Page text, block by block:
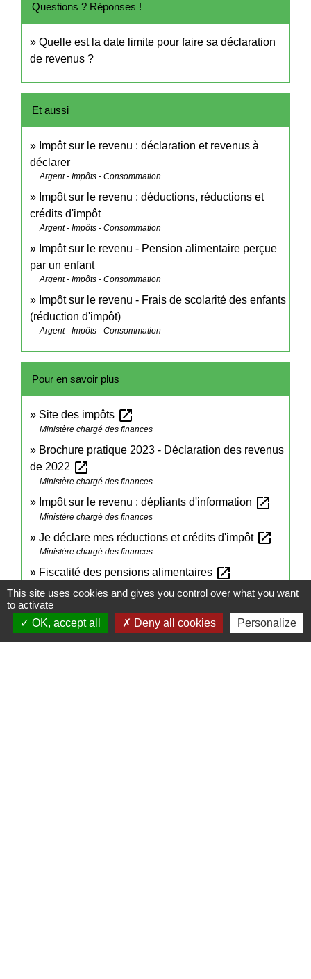
Questions ? Réponses !
Quelle est la date limite pour faire sa déclaration
de revenus ?
Et aussi
Impôt sur le revenu : déclaration et revenus à
déclarer
Argent - Impôts - Consommation
Impôt sur le revenu : déductions, réductions et
crédits d'impôt
Argent - Impôts - Consommation
Impôt sur le revenu - Pension alimentaire perçue
par un enfant
Argent - Impôts - Consommation
Impôt sur le revenu - Frais de scolarité des enfants
(réduction d'impôt)
Argent - Impôts - Consommation
Pour en savoir plus
Site des impôts open_in_new
Ministère chargé des finances
Brochure pratique 2023 - Déclaration des revenus
de 2022 open_in_new
Ministère chargé des finances
Impôt sur le revenu : dépliants d'information open_in_new
Ministère chargé des finances
Je déclare mes réductions et crédits d'impôt open_in_new
Ministère chargé des finances
Fiscalité des pensions alimentaires open_in_new
Ministère chargé des finances
Signaler une erreur sur cette page
This site uses cookies and gives you control over what you want
to activate
OK, accept all
Deny all cookies Personalize